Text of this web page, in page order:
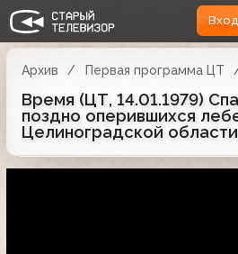
Архив Первая программа ЦТ
Время (ЦТ, 14.01.1979)
поздно оперившихся
Целиноградской области